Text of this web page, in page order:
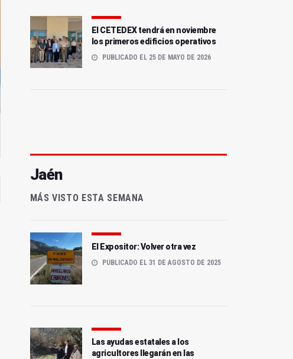
El CETEDEX tendrá en noviembre
los primeros edificios operativos
PUBLICADO EL 25 DE MAYO DE 2026
Jaén
MÁS VISTO ESTA SEMANA
El Expositor: Volver otra vez
PUBLICADO EL 31 DE AGOSTO DE 2025
Las ayudas estatales a los
agricultores llegarán en las